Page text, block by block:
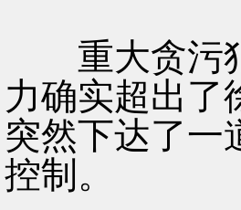
重大贪污犯
力确实超出了
突然下达了一
控制。